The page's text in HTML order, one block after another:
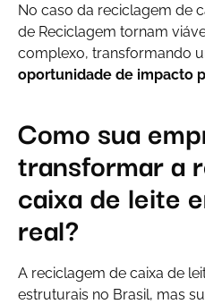
No caso da reciclagem de
de Reciclagem tornam
complexo, transformando
oportunidade de impacto
Como sua
transformar a
caixa de leite
real?
A reciclagem de caixa de
estruturais no Brasil, mas